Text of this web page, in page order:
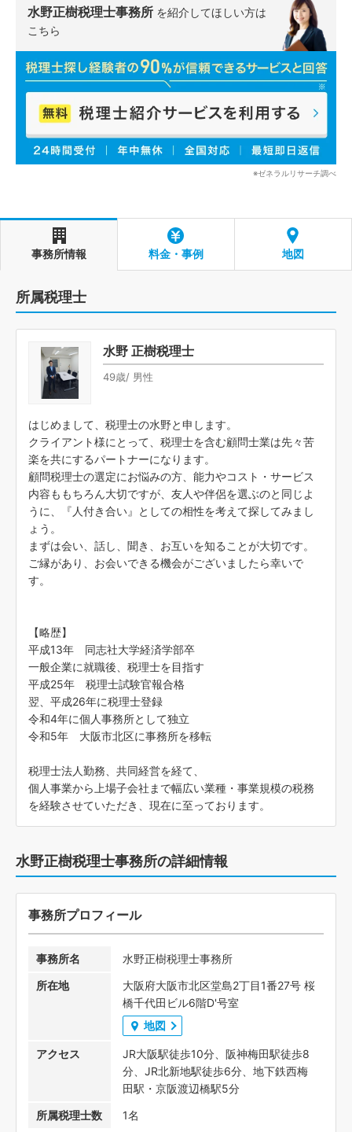
水野正樹税理士事務所 を紹介してほしい方は
こちら
※ゼネラルリサーチ調べ
事務所情報 料金・事例 地図
所属税理士
水野 正樹税理士
49歳/ 男性
はじめまして、税理士の水野と申します。
クライアント様にとって、税理士を含む顧問士業は先々苦
楽を共にするパートナーになります。
顧問税理士の選定にお悩みの方、能力やコスト・サービス
内容ももちろん大切ですが、友人や伴侶を選ぶのと同じよ
うに、『人付き合い』としての相性を考えて探してみまし
ょう。
まずは会い、話し、聞き、お互いを知ることが大切です。
ご縁があり、お会いできる機会がございましたら幸いで
す。
【略歴】
平成13年 同志社大学経済学部卒
一般企業に就職後、税理士を目指す
平成25年 税理士試験官報合格
翌、平成26年に税理士登録
令和4年に個人事務所として独立
令和5年 大阪市北区に事務所を移転
税理士法人勤務、共同経営を経て、
個人事業から上場子会社まで幅広い業種・事業規模の税務
を経験させていただき、現在に至っております。
水野正樹税理士事務所の詳細情報
事務所プロフィール
事務所名
水野正樹税理士事務所
所在地
大阪府大阪市北区堂島2丁目1番27号 桜
橋千代田ビル6階D'号室
地図
アクセス
JR大阪駅徒歩10分、阪神梅田駅徒歩8
分、JR北新地駅徒歩6分、地下鉄西梅
田駅・京阪渡辺橋駅5分
所属税理士数
1名